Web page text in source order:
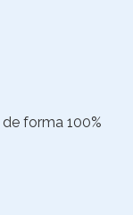
forma 100%